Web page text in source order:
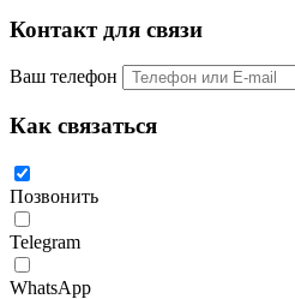
Контакт для связи
Ваш телефон
Как связаться
Позвонить
Telegram
WhatsApp